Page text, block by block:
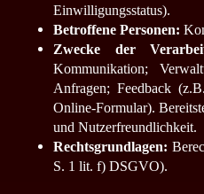
Einwilligungsstatus).
Betroffene Personen:
Zwecke der
Kommunikation;
Anfragen; Feedback
Online-Formular).
und Nutzerfreundlichkeit.
Rechtsgrundlagen:
S. 1 lit. f) DSGVO).